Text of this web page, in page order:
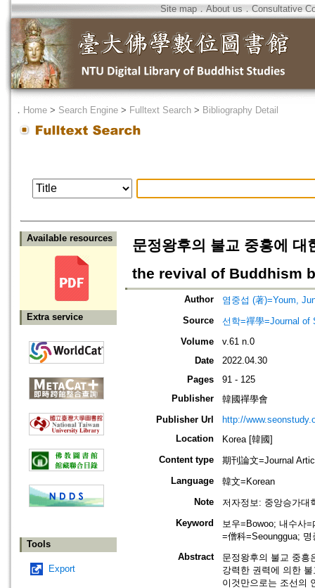
Site map．About us ． Consultative
． Home > Search Engine > Fulltext Search > Bibliography Detail
Available resources
Extra service
Tools
Export
문정왕후의 불교 중흥에
the revival of Buddhism
Author
염중섭 (著)=Youm,
Source
선학=禪學=Journal of
Volume
v.61 n.0
Date
2022.04.30
Pages
91 - 125
Publisher
韓國禪學會
Publisher Url
http://
Location
Korea [韓國]
Content type
期刊論文=Journal
Language
韓文=Korean
Note
저자정보: 중앙승가대
Keyword
보우=Bowoo; 내수사
=僧科=Seounggua;
Abstract
문정왕후의 불교 중흥
강력한 권력에 의한
이것만으로는 조선의